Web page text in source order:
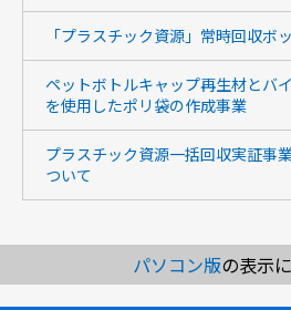
「プラスチック資源」常時回収ボ
ペットボトルキャップ再生材とバ
を使用したポリ袋の作成事業
プラスチック資源一括回収実証事
ついて
パソコン版の表示